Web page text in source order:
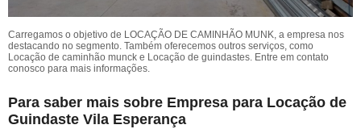
Carregamos o objetivo de LOCAÇÃO DE CAMINHÃO MUNK, a empresa nos
destacando no segmento. Também oferecemos outros serviços, como
Locação de caminhão munck e Locação de guindastes. Entre em contato
conosco para mais informações.
Para saber mais sobre Empresa para Locação de
Guindaste Vila Esperança